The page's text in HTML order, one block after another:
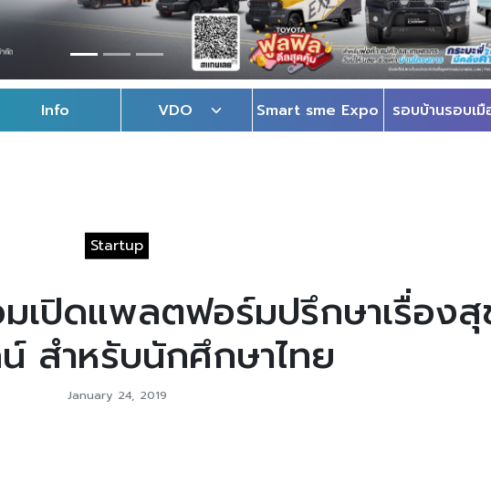
Info VDO Smart sme Expo รอบบ้านรอบเมื
Startup
เปิดแพลตฟอร์มปรึกษาเรื่อง
สำหรับนักศึกษาไทย
January 24, 2019